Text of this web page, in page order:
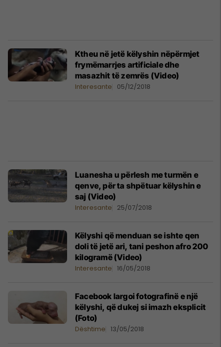
Ktheu në jetë këlyshin nëpërmjet
frymëmarrjes artificiale dhe
masazhit të zemrës (Video)
Interesante 05/12/2018
Luanesha u përlesh me turmën e
qenve, për ta shpëtuar këlyshin e
saj (Video)
Interesante 25/07/2018
Këlyshi që menduan se ishte qen
doli të jetë ari, tani peshon afro 200
kilogramë (Video)
Interesante 16/05/2018
Facebook largoi fotografinë e një
këlyshi, që dukej si imazh eksplicit
(Foto)
Dështime 13/05/2018